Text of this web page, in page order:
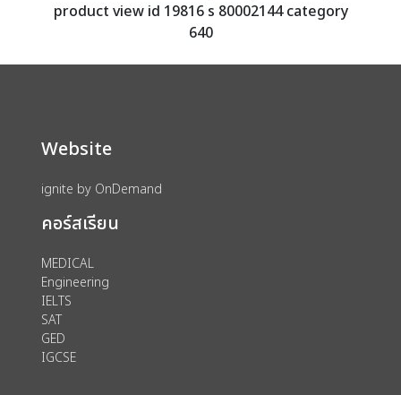
product view id 19816 s 80002144 category
640
Website
ignite by OnDemand
คอร์สเรียน
MEDICAL
Engineering
IELTS
SAT
GED
IGCSE